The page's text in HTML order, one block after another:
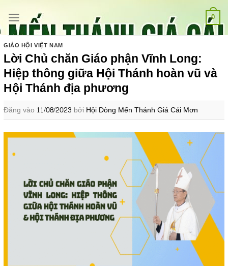
qua
nội
dung
0
GIÁO HỘI VIỆT NAM
Lời Chủ chăn Giáo phận Vĩnh Long:
Hiệp thông giữa Hội Thánh hoàn vũ và
Hội Thánh địa phương
Đăng vào 11/08/2023 bởi Hội Dòng Mến Thánh Giá Cái Mơn